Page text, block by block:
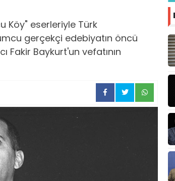
Köy" eserleriyle Türk
gerçekçi edebiyatın öncü
Fakir Baykurt'un vefatının